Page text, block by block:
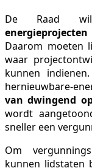
De Raad
Daarom moeten
waar
kunnen
hernieuwbare-
van dwingend
wordt
sneller een
Om
kunnen lidstaten